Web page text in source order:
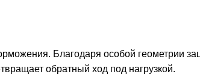
Благодаря особой геометрии
обратный ход под нагрузкой.